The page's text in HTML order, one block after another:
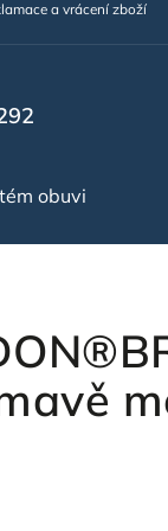
a vrácení zboží
obuvi